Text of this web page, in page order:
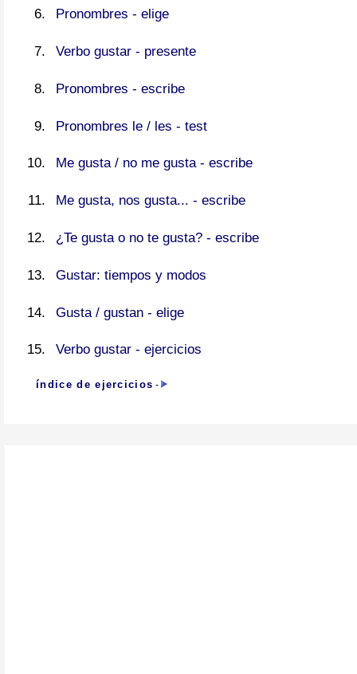
Pronombres - elige
Verbo gustar - presente
Pronombres - escribe
Pronombres le / les - test
Me gusta / no me gusta - escribe
Me gusta, nos gusta... - escribe
¿Te gusta o no te gusta? - escribe
Gustar: tiempos y modos
Gusta / gustan - elige
Verbo gustar - ejercicios
índice de ejercicios -